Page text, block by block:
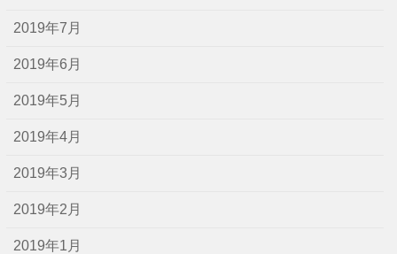
2019年7月
2019年6月
2019年5月
2019年4月
2019年3月
2019年2月
2019年1月